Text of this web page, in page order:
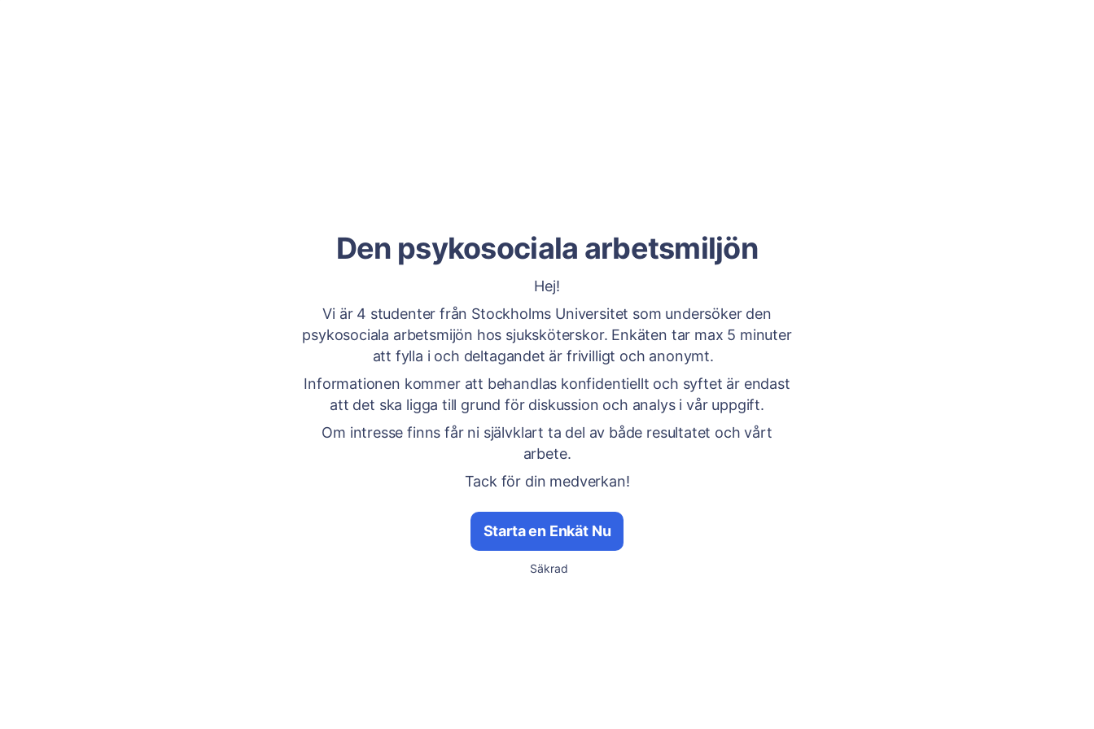
Den psykosociala arbetsmiljön
Hej!
Vi är 4 studenter från Stockholms Universitet som undersöker den
psykosociala arbetsmijön hos sjuksköterskor. Enkäten tar max 5 minuter
att fylla i och deltagandet är frivilligt och anonymt.
Informationen kommer att behandlas konfidentiellt och syftet är endast
att det ska ligga till grund för diskussion och analys i vår uppgift.
Om intresse finns får ni självklart ta del av både resultatet och vårt
arbete.
Tack för din medverkan!
Starta en Enkät Nu
Säkrad